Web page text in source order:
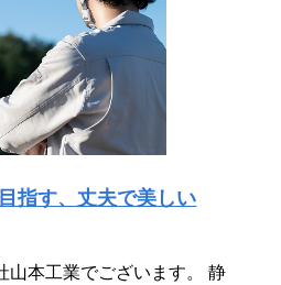
指す、丈夫で美しい
山本工業でございます。 静